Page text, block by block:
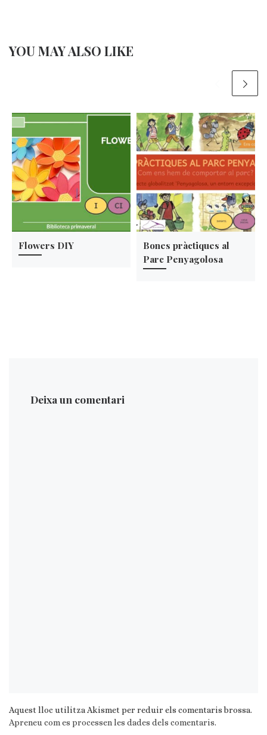
YOU MAY ALSO LIKE
Flowers DIY
Bones pràctiques al
Parc Penyagolosa
Deixa un comentari
Aquest lloc utilitza Akismet per reduir els comentaris brossa.
Apreneu com es processen les dades dels comentaris.